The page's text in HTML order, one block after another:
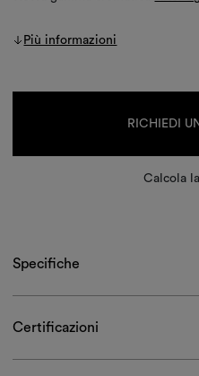
Più informazioni
RICHIEDI
Calcola
Specifiche
Certificazioni